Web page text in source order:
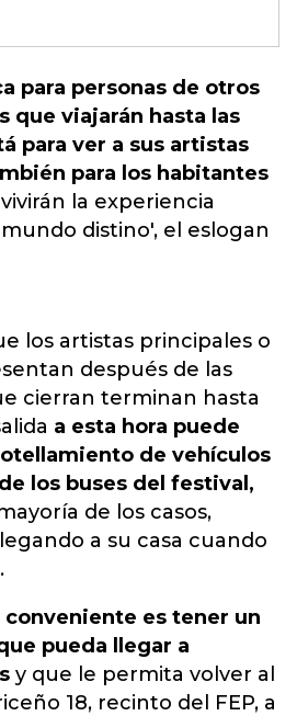
para personas de otros
que viajarán hasta las
para ver a sus artistas
para los habitantes
vivirán la experiencia
distino', el eslogan
los artistas principales o
después de las
cierran terminan hasta
a esta hora puede
de vehículos
los buses del festival,
de los casos,
a su casa cuando
conveniente es tener un
pueda llegar a
y que le permita volver al
18, recinto del FEP, a